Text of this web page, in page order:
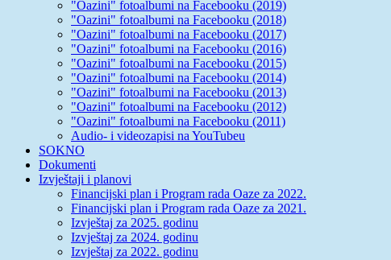
"Oazini" fotoalbumi na Facebooku (2019)
"Oazini" fotoalbumi na Facebooku (2018)
"Oazini" fotoalbumi na Facebooku (2017)
"Oazini" fotoalbumi na Facebooku (2016)
"Oazini" fotoalbumi na Facebooku (2015)
"Oazini" fotoalbumi na Facebooku (2014)
"Oazini" fotoalbumi na Facebooku (2013)
"Oazini" fotoalbumi na Facebooku (2012)
"Oazini" fotoalbumi na Facebooku (2011)
Audio- i videozapisi na YouTubeu
SOKNO
Dokumenti
Izvještaji i planovi
Financijski plan i Program rada Oaze za 2022.
Financijski plan i Program rada Oaze za 2021.
Izvještaj za 2025. godinu
Izvještaj za 2024. godinu
Izvještaj za 2022. godinu